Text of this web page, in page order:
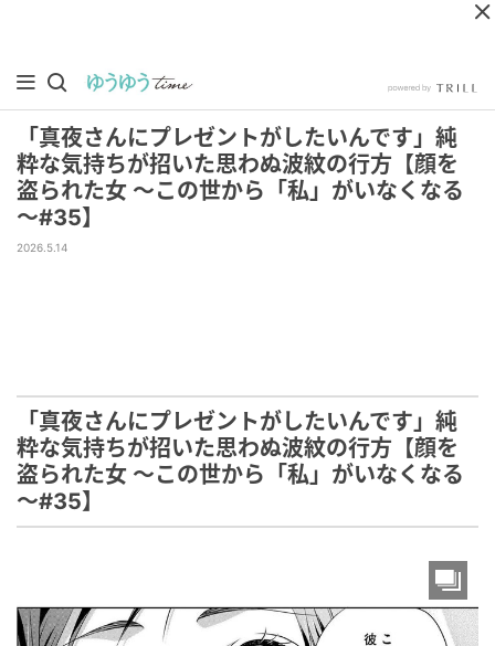
「真夜さんにプレゼントがしたいんです」純
粋な気持ちが招いた思わぬ波紋の行方【顔を
盗られた女 ～この世から「私」がいなくなる
～#35】
2026.5.14
「真夜さんにプレゼントがしたいんです」純
粋な気持ちが招いた思わぬ波紋の行方【顔を
盗られた女 ～この世から「私」がいなくなる
～#35】